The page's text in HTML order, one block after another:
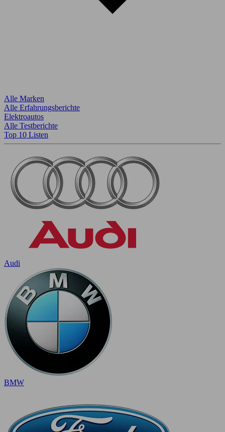
Alle Marken
Alle Erfahrungsberichte
Elektroautos
Alle Testberichte
Top 10 Listen
Audi
BMW